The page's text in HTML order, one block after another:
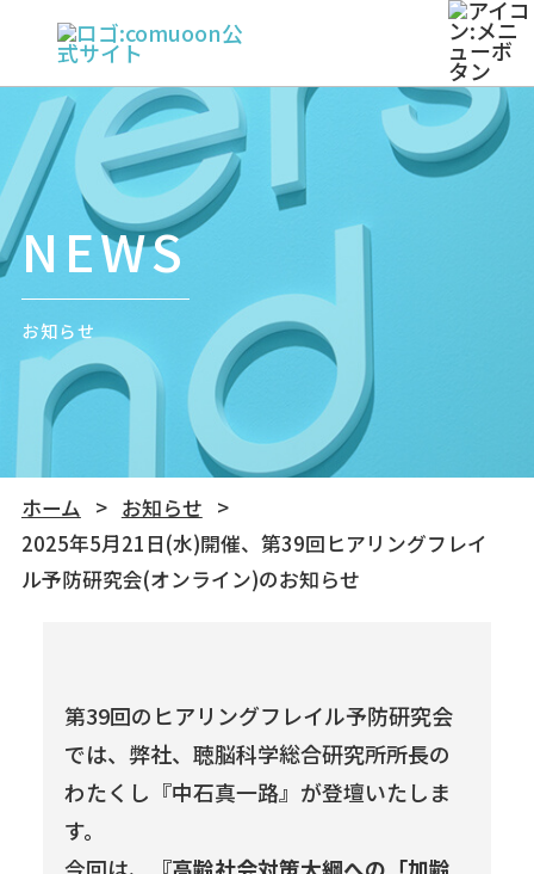
NEWS
お知らせ
ホーム
お知らせ
2025年5月21日(水)開催、第39回ヒアリングフレイ
ル予防研究会(オンライン)のお知らせ
第39回のヒアリングフレイル予防研究会
では、弊社、聴脳科学総合研究所所長の
わたくし『中石真一路』が登壇いたしま
す。